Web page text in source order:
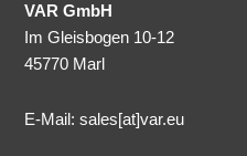
VAR GmbH
Im Gleisbogen 10-12
45770 Marl
E-Mail: sales[at]var.eu